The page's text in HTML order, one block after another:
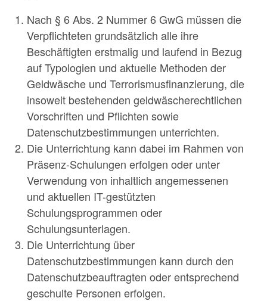
Nach § 6 Abs. 2 Nummer 6 GwG müssen die
Verpflichteten grundsätzlich alle ihre
Beschäftigten erstmalig und laufend in Bezug
auf Typologien und aktuelle Methoden der
Geldwäsche und Terrorismusfinanzierung, die
insoweit bestehenden geldwäscherechtlichen
Vorschriften und Pflichten sowie
Datenschutzbestimmungen unterrichten.
Die Unterrichtung kann dabei im Rahmen von
Präsenz-Schulungen erfolgen oder unter
Verwendung von inhaltlich angemessenen
und aktuellen IT-gestützten
Schulungsprogrammen oder
Schulungsunterlagen.
Die Unterrichtung über
Datenschutzbestimmungen kann durch den
Datenschutzbeauftragten oder entsprechend
geschulte Personen erfolgen.